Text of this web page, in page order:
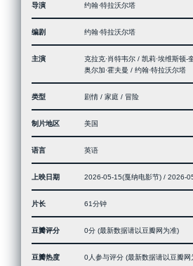
导演 约翰·特拉沃尔塔
编剧 约翰·特拉沃尔塔
主演
克拉克·肖特韦尔 / 凯莉·埃维斯顿-
奥尔加·霍夫曼 / 约翰·特拉沃尔塔
类型 剧情 / 家庭 / 冒险
制片地区 美国
语言 英语
上映日期 2026-05-15(戛纳电影节) / 2026-
片长 61分钟
豆瓣评分 0分 (最新数据请以豆瓣网为准)
豆瓣热度 0人参与评分 (最新数据请以豆瓣网